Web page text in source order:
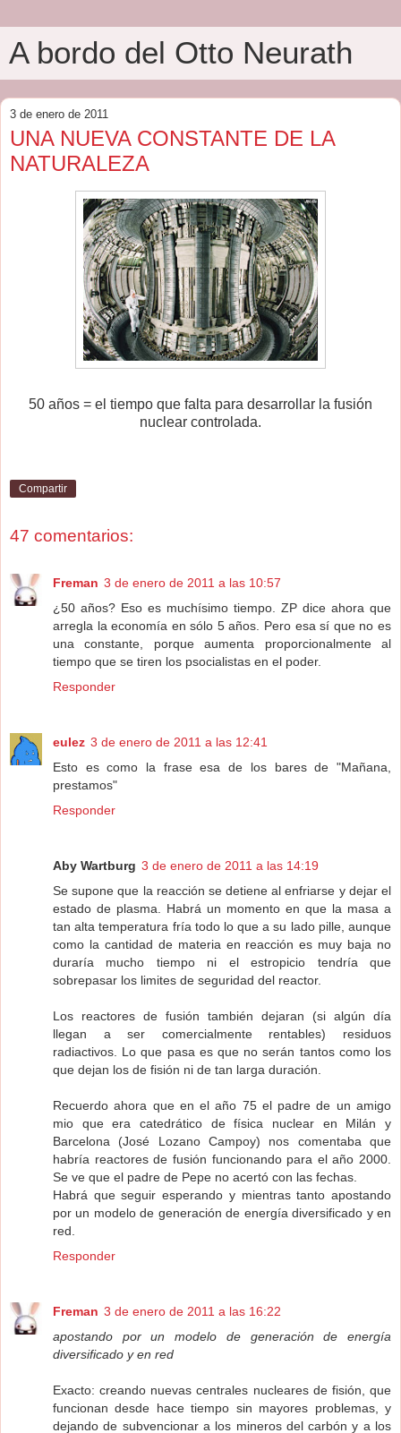
A bordo del Otto Neurath
3 de enero de 2011
UNA NUEVA CONSTANTE DE LA
NATURALEZA
50 años = el tiempo que falta para desarrollar la fusión
nuclear controlada.
Compartir
47 comentarios:
Freman 3 de enero de 2011 a las 10:57
¿50 años? Eso es muchísimo tiempo. ZP dice ahora que
arregla la economía en sólo 5 años. Pero esa sí que no es
una constante, porque aumenta proporcionalmente al
tiempo que se tiren los psocialistas en el poder.
Responder
eulez 3 de enero de 2011 a las 12:41
Esto es como la frase esa de los bares de "Mañana,
prestamos"
Responder
Aby Wartburg 3 de enero de 2011 a las 14:19
Se supone que la reacción se detiene al enfriarse y dejar el
estado de plasma. Habrá un momento en que la masa a
tan alta temperatura fría todo lo que a su lado pille, aunque
como la cantidad de materia en reacción es muy baja no
duraría mucho tiempo ni el estropicio tendría que
sobrepasar los limites de seguridad del reactor.
Los reactores de fusión también dejaran (si algún día
llegan a ser comercialmente rentables) residuos
radiactivos. Lo que pasa es que no serán tantos como los
que dejan los de fisión ni de tan larga duración.
Recuerdo ahora que en el año 75 el padre de un amigo
mio que era catedrático de física nuclear en Milán y
Barcelona (José Lozano Campoy) nos comentaba que
habría reactores de fusión funcionando para el año 2000.
Se ve que el padre de Pepe no acertó con las fechas.
Habrá que seguir esperando y mientras tanto apostando
por un modelo de generación de energía diversificado y en
red.
Responder
Freman 3 de enero de 2011 a las 16:22
apostando por un modelo de generación de energía
diversificado y en red
Exacto: creando nuevas centrales nucleares de fisión, que
funcionan desde hace tiempo sin mayores problemas, y
dejando de subvencionar a los mineros del carbón y a los